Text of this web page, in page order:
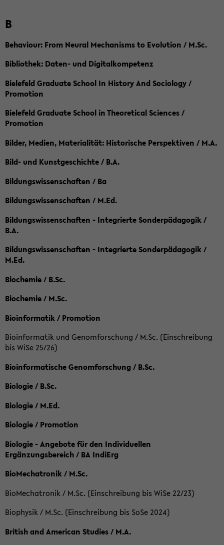
B
Behaviour: From Neural Mechanisms to Evolution / M.Sc.
Bibliothek: Daten- und Digitalkompetenz
Bielefeld Graduate School In History And Sociology /
Promotion
Bielefeld Graduate School in Theoretical Sciences /
Promotion
Bilder, Medien, Materialität: Historische Perspektiven / M.A.
Bild- und Kunstgeschichte / B.A.
Bildungswissenschaften / Ba
Bildungswissenschaften / M.Ed.
Bildungswissenschaften - Integrierte Sonderpädagogik /
B.A.
Bildungswissenschaften - Integrierte Sonderpädagogik /
M.Ed.
Biochemie / B.Sc.
Biochemie / M.Sc.
Bioinformatik / Promotion
Bioinformatik und Genomforschung / M.Sc. (Einschreibung
bis WiSe 25/26)
Bioinformatische Genomforschung / B.Sc.
Biologie / B.Sc.
Biologie / M.Ed.
Biologie / Promotion
Biologie - Angebote für den Individuellen
Ergänzungsbereich / BA IndiErg
BioMechatronik / M.Sc.
BioMechatronik / M.Sc. (Einschreibung bis WiSe 22/23)
Biophysik / M.Sc. (Einschreibung bis SoSe 2024)
British and American Studies / M.A.